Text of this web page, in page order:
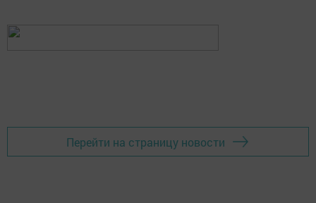
Перейти на страницу новости